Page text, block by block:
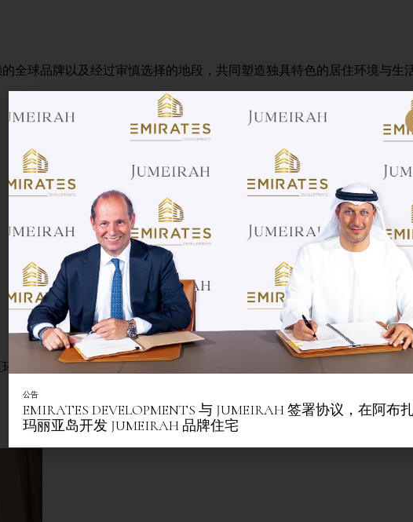
全球品牌以及经过审慎选择的地段，共同塑造独具特色的居住环境与生
阿布扎比
朱美拉官邸
Discover The Project
境的提升，了解最新动态，与我们一同塑造城市生活的未来。
了解更多
公告
EMIRATES DEVELOPMENTS 与 JUMEIRAH 签署协议，在阿布
玛丽亚岛开发 JUMEIRAH 品牌住宅